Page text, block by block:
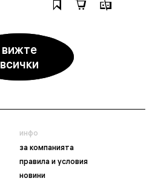
вижте
всички
инфо
за компанията
правила и условия
новини